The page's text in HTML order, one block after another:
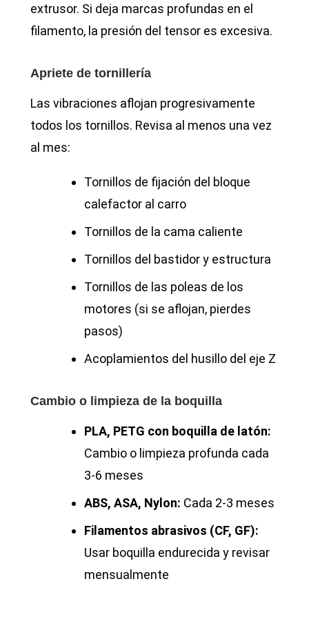
extrusor. Si deja marcas profundas en el
filamento, la presión del tensor es excesiva.
Apriete de tornillería
Las vibraciones aflojan progresivamente
todos los tornillos. Revisa al menos una vez
al mes:
Tornillos de fijación del bloque
calefactor al carro
Tornillos de la cama caliente
Tornillos del bastidor y estructura
Tornillos de las poleas de los
motores (si se aflojan, pierdes
pasos)
Acoplamientos del husillo del eje Z
Cambio o limpieza de la boquilla
PLA, PETG con boquilla de latón:
Cambio o limpieza profunda cada
3-6 meses
ABS, ASA, Nylon: Cada 2-3 meses
Filamentos abrasivos (CF, GF):
Usar boquilla endurecida y revisar
mensualmente